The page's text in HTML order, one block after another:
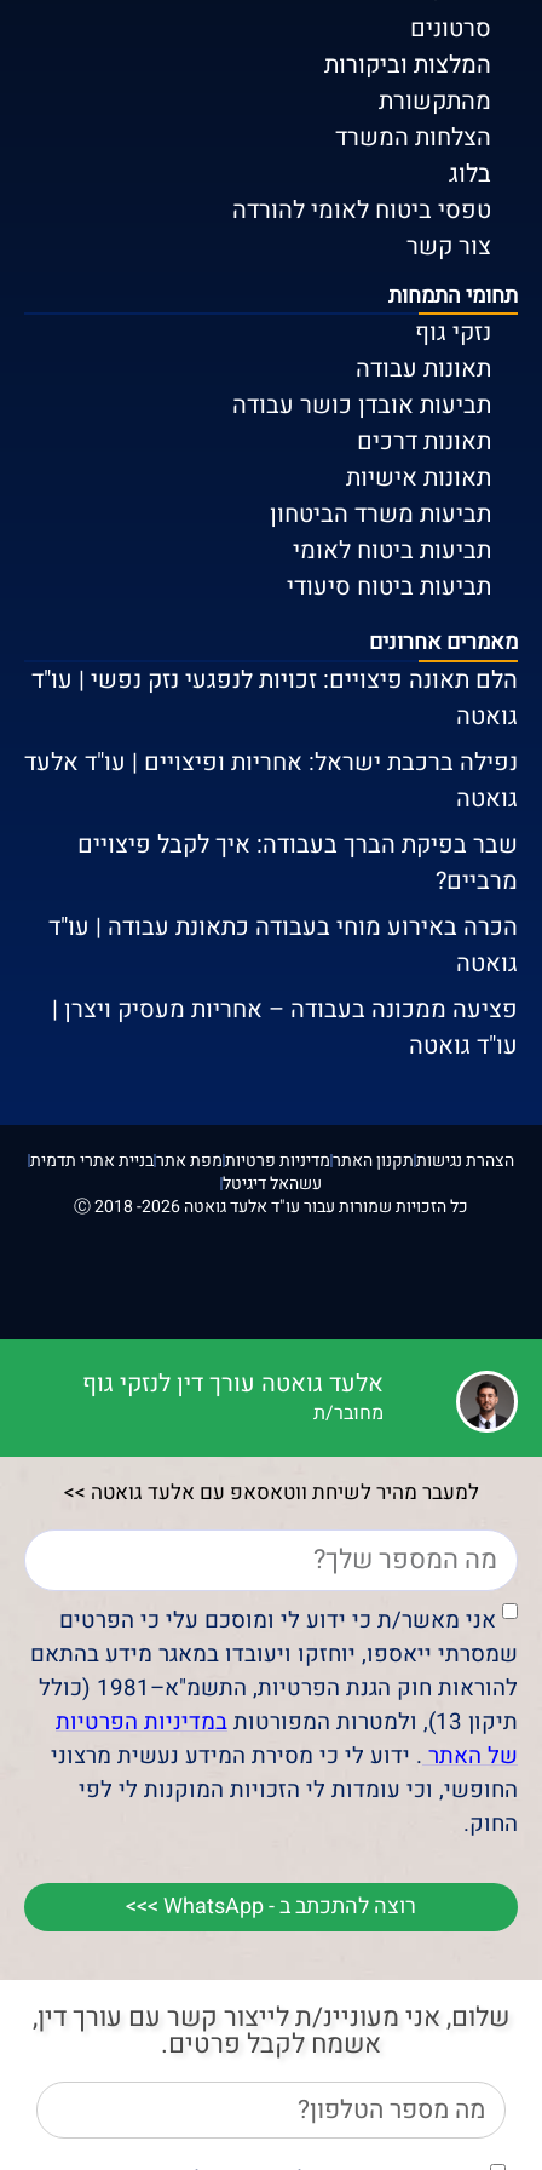
סרטונים
המלצות וביקורות
מהתקשורת
הצלחות המשרד
בלוג
טפסי ביטוח לאומי להורדה
צור קשר
תחומי התמחות
נזקי גוף
תאונות עבודה
תביעות אובדן כושר עבודה
תאונות דרכים
תאונות אישיות
תביעות משרד הביטחון
תביעות ביטוח לאומי
תביעות ביטוח סיעודי
מאמרים אחרונים
הלם תאונה פיצויים: זכויות לנפגעי נזק נפשי | עו"ד
גואטה
נפילה ברכבת ישראל: אחריות ופיצויים | עו"ד אלעד
גואטה
שבר בפיקת הברך בעבודה: איך לקבל פיצויים
מרביים?
הכרה באירוע מוחי בעבודה כתאונת עבודה | עו"ד
גואטה
פציעה ממכונה בעבודה – אחריות מעסיק ויצרן |
עו"ד גואטה
הצהרת נגישותתקנון האתרמדיניות פרטיותמפת אתרבניית אתרי תדמית
עשהאל דיגיטל
כל הזכויות שמורות עבור עו"ד אלעד גואטה 2026- 2018 Ⓒ
אלעד גואטה עורך דין לנזקי גוף
מחובר/ת
למעבר מהיר לשיחת ווטאסאפ עם אלעד גואטה >>
אני מאשר/ת כי ידוע לי ומוסכם עלי כי הפרטים
שמסרתי ייאספו, יוחזקו ויעובדו במאגר מידע בהתאם
להוראות חוק הגנת הפרטיות, התשמ"א–1981 (כולל
תיקון 13), ולמטרות המפורטות
במדיניות הפרטיות
של האתר. ידוע לי כי מסירת המידע נעשית מרצוני
החופשי, וכי עומדות לי הזכויות המוקנות לי לפי
החוק.
רוצה להתכתב ב - WhatsApp >>>
שלום, אני מעוניינ/ת לייצור קשר עם עורך דין,
אשמח לקבל פרטים.